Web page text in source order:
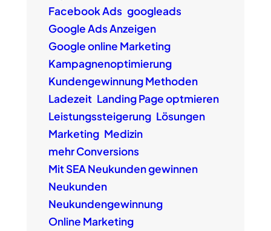
Facebook Ads googleads
Google Ads Anzeigen
Google online Marketing
Kampagnenoptimierung
Kundengewinnung Methoden
Ladezeit Landing Page optmieren
Leistungssteigerung Lösungen
Marketing Medizin
mehr Conversions
Mit SEA Neukunden gewinnen
Neukunden
Neukundengewinnung
Online Marketing